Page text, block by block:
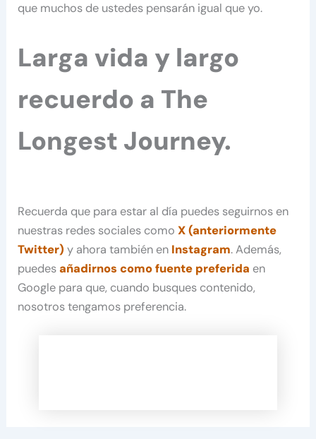
que muchos de ustedes pensarán igual que yo.
Larga vida y largo
recuerdo a The
Longest Journey.
Recuerda que para estar al día puedes seguirnos en
nuestras redes sociales comoX (anteriormente
Twitter) y ahora también en Instagram. Además,
puedesañadirnos como fuente preferida en
Google para que, cuando busques contenido,
nosotros tengamos preferencia.